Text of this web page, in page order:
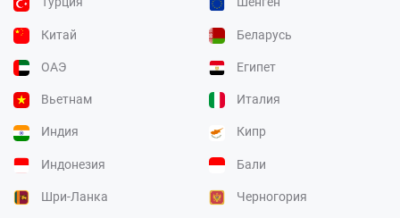
Китай Беларусь
ОАЭ Египет
Вьетнам Италия
Индия Кипр
Индонезия Бали
Шри-Ланка Черногория